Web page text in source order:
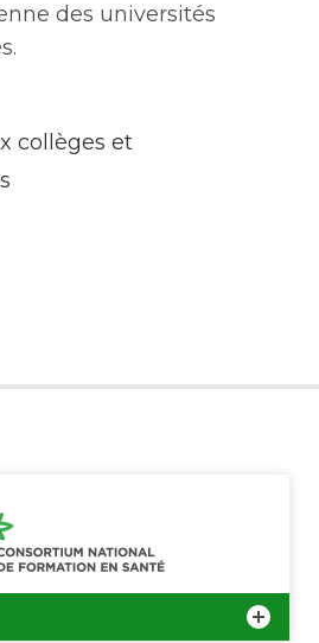
des universités
collèges et